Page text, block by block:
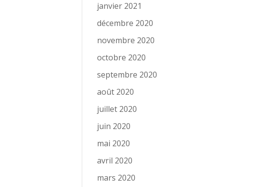
janvier 2021
décembre 2020
novembre 2020
octobre 2020
septembre 2020
août 2020
juillet 2020
juin 2020
mai 2020
avril 2020
mars 2020